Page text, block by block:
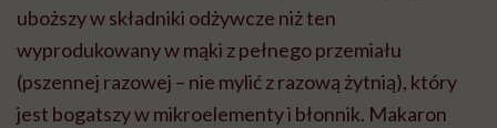
uboższy w składniki odżywcze niż ten
wyprodukowany w mąki z pełnego przemiału
(pszennej razowej – nie mylić z razową żytnią), który
jest bogatszy w mikroelementy i błonnik. Makaron